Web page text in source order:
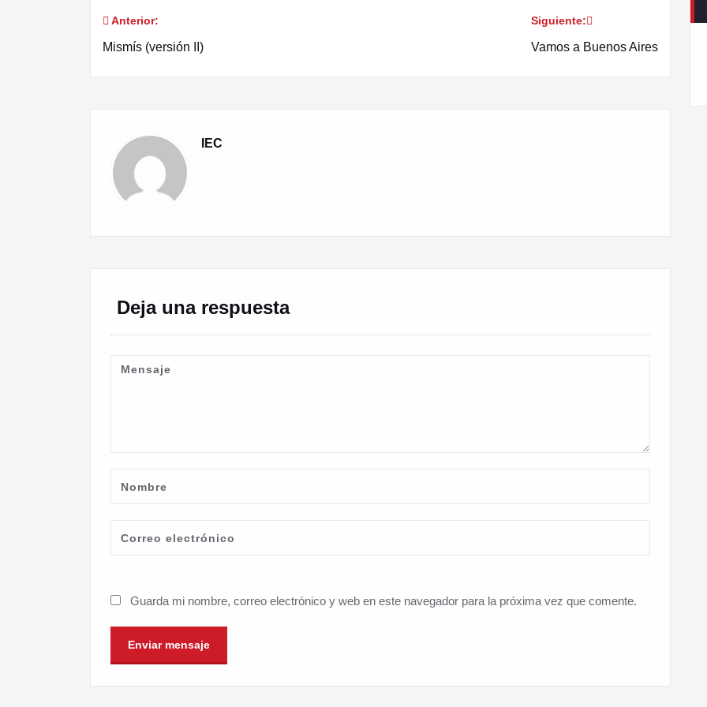
Navegación
Anterior:
Mismís (versión II)
Siguiente:
Vamos a Buenos Aires
IEC
Deja una respuesta
Guarda mi nombre, correo electrónico y web en este navegador para la próxima vez que comente.